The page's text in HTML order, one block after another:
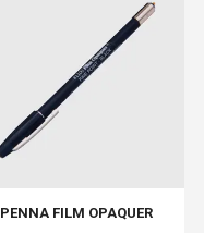
PENNA FILM OPAQUER